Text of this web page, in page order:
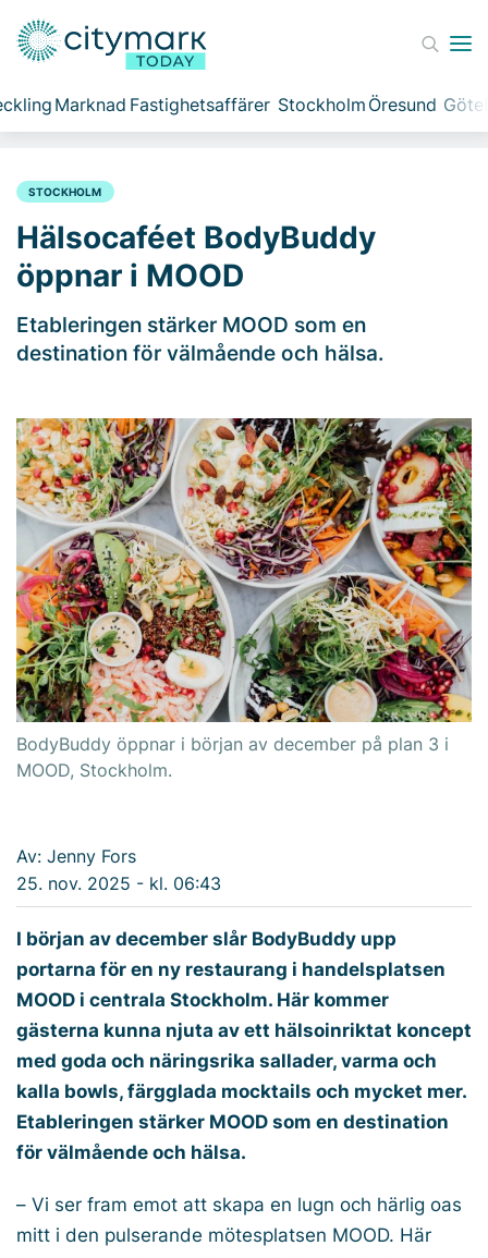
Marknad Fastighetsaffärer Stockholm Öresund
STOCKHOLM
Hälsocaféet BodyBuddy
öppnar i MOOD
Etableringen stärker MOOD som en
destination för välmående och hälsa.
BodyBuddy öppnar i början av december på plan 3 i
MOOD, Stockholm.
Av: Jenny Fors
25. nov. 2025 - kl. 06:43
I början av december slår BodyBuddy upp
portarna för en ny restaurang i handelsplatsen
MOOD i centrala Stockholm. Här kommer
gästerna kunna njuta av ett hälsoinriktat koncept
med goda och näringsrika sallader, varma och
kalla bowls, färgglada mocktails och mycket mer.
Etableringen stärker MOOD som en destination
för välmående och hälsa.
– Vi ser fram emot att skapa en lugn och härlig oas
mitt i den pulserande mötesplatsen MOOD. Här